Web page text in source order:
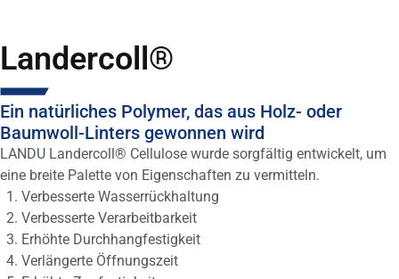
Landercoll®
Ein natürliches Polymer, das aus Holz- oder
Baumwoll-Linters gewonnen wird
LANDU Landercoll® Cellulose wurde sorgfältig entwickelt, um
eine breite Palette von Eigenschaften zu vermitteln.
Verbesserte Wasserrückhaltung
Verbesserte Verarbeitbarkeit
Erhöhte Durchhangfestigkeit
Verlängerte Öffnungszeit